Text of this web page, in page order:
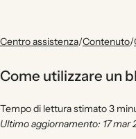
Centro assistenza/Contenuto/
Come utilizzare un
Tempo di lettura stimato 3
Ultimo aggiornamento: 17 mar